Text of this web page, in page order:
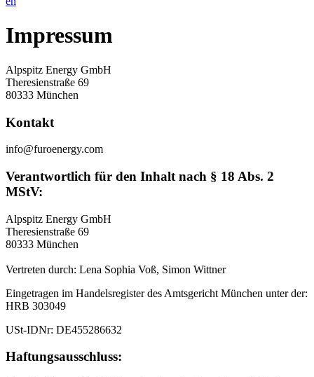
Impressum
Alpspitz Energy GmbH
Theresienstraße 69
80333 München
Kontakt
info@furoenergy.com
Verantwortlich für den Inhalt nach § 18 Abs. 2
MStV:
Alpspitz Energy GmbH
Theresienstraße 69
80333 München
Vertreten durch: Lena Sophia Voß, Simon Wittner
Eingetragen im Handelsregister des Amtsgericht München unter der:
HRB 303049
USt-IDNr: DE455286632
Haftungsausschluss: